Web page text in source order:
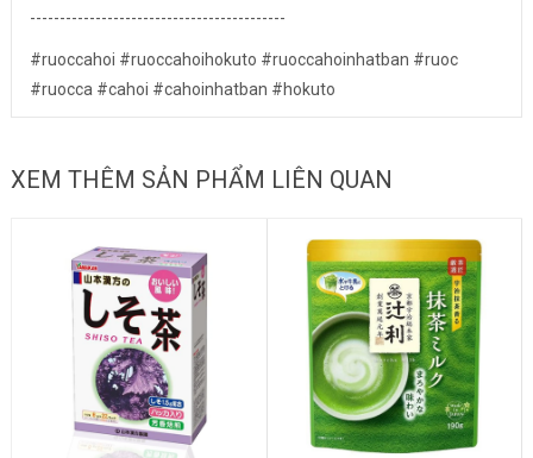
-------------------------------------------
#ruoccahoi #ruoccahoihokuto #ruoccahoinhatban #ruoc
#ruocca #cahoi #cahoinhatban #hokuto
XEM THÊM SẢN PHẨM LIÊN QUAN